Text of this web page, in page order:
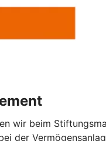
wir beim
der